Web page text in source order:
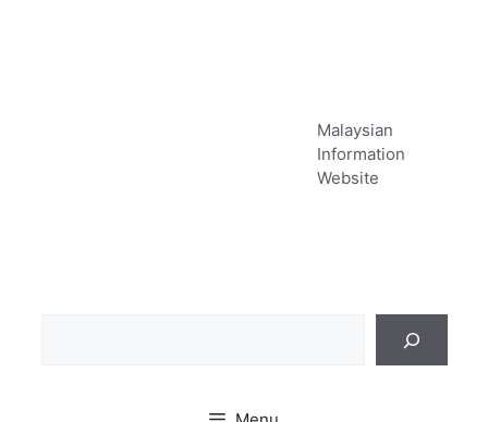
Malaysian
Information
Website